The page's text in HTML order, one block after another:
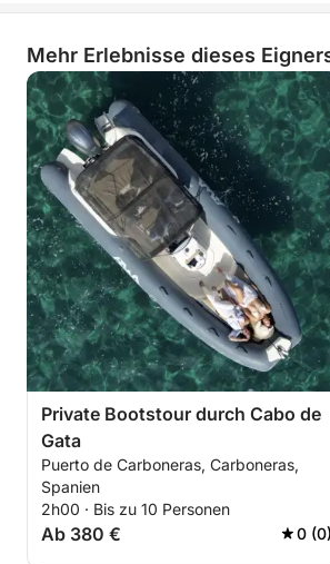
Mehr Erlebnisse dieses
Private Bootstour durch Cabo de
Gata
Puerto de Carboneras, Carboneras,
Spanien
2h00 · Bis zu 10 Personen
Ab 380 € 0 (0)